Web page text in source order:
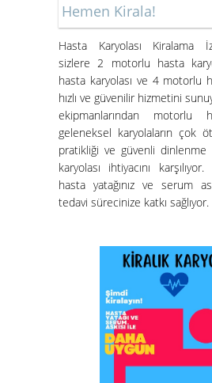
Hasta Karyolası Muğla
Hasta Karyolası Kiralama
Hizmeti
Hemen Kirala!
Hasta Karyolası Kiralama
sizlere 2 motorlu hasta
hasta karyolası ve 4 motorlu
hızlı ve güvenilir hizmetini
ekipmanlarından motorlu
geleneksel karyolaların çok
pratikliği ve güvenli dinlenme
karyolası ihtiyacını
hasta yatağınız ve serum
tedavi sürecinize katkı sağlıyor.